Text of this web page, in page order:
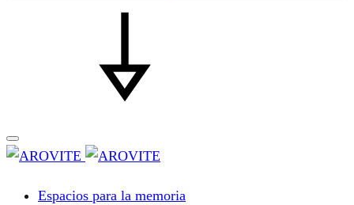
Espacios para la memoria